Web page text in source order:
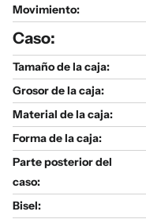
Movimiento:
Caso:
Tamaño de la caja:
Grosor de la caja:
Material de la caja:
Forma de la caja:
Parte posterior del
caso:
Bisel: